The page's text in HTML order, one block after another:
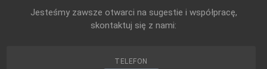
Jesteśmy zawsze otwarci na sugestie i współpracę,
skontaktuj się z nami:
TELEFON